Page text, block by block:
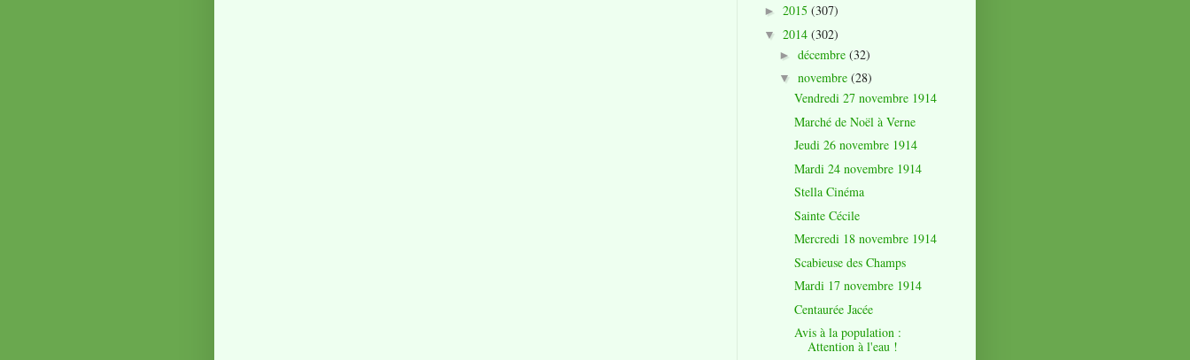
► 2015 (307)
▼ 2014 (302)
► décembre (32)
▼ novembre (28)
Vendredi 27 novembre 1914
Marché de Noël à Verne
Jeudi 26 novembre 1914
Mardi 24 novembre 1914
Stella Cinéma
Sainte Cécile
Mercredi 18 novembre 1914
Scabieuse des Champs
Mardi 17 novembre 1914
Centaurée Jacée
Avis à la population :
Attention à l'eau !